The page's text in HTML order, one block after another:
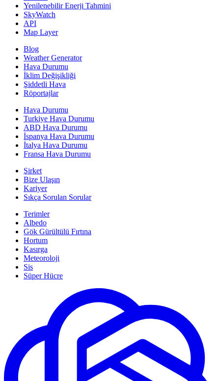
Yenilenebilir Enerji Tahmini
SkyWatch
API
Map Layer
Blog
Weather Generator
Hava Durumu
İklim Değişikliği
Şiddetli Hava
Röportajlar
Hava Durumu
Turkiye Hava Durumu
ABD Hava Durumu
İspanya Hava Durumu
İtalya Hava Durumu
Fransa Hava Durumu
Şirket
Bize Ulaşın
Kariyer
Sıkça Sorulan Sorular
Terimler
Albedo
Gök Gürültülü Fırtına
Hortum
Kasırga
Meteoroloji
Sis
Süper Hücre